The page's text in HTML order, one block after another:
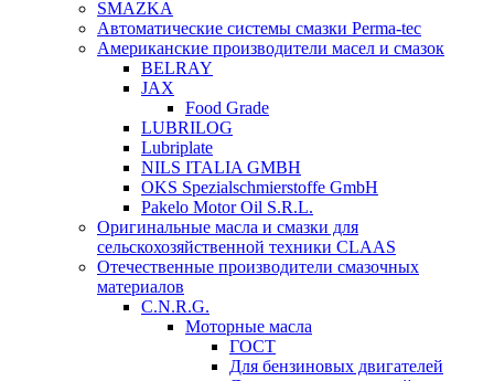
SMAZKA
Автоматические системы смазки Perma-tec
Американские производители масел и смазок
BELRAY
JAX
Food Grade
LUBRILOG
Lubriplate
NILS ITALIA GMBH
OKS Spezialschmierstoffe GmbH
Pakelo Motor Oil S.R.L.
Оригинальные масла и смазки для
сельскохозяйственной техники CLAAS
Отечественные производители смазочных
материалов
C.N.R.G.
Моторные масла
ГОСТ
Для бензиновых двигателей